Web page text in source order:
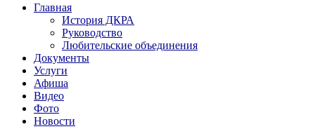
Главная
История ДКРА
Руководство
Любительские объединения
Документы
Услуги
Афиша
Видео
Фото
Новости